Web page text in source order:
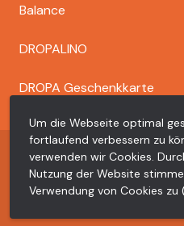
Balance
DROPALINO
DROPA Geschenkkarte
Copyright © 2026 Dr. Bähler
Meta
dropa
Datenschutzerklärung
Um die Webseite optimal
fortlaufend verbessern zu
verwenden wir Cookies.
Nutzung der Website
Verwendung von Cookies zu